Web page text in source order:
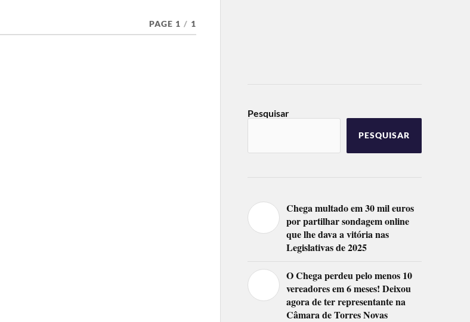
PAGE 1 / 1
Pesquisar
PESQUISAR
Chega multado em 30 mil euros
por partilhar sondagem online
que lhe dava a vitória nas
Legislativas de 2025
O Chega perdeu pelo menos 10
vereadores em 6 meses! Deixou
agora de ter representante na
Câmara de Torres Novas